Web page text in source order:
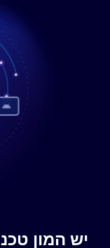
יש המון